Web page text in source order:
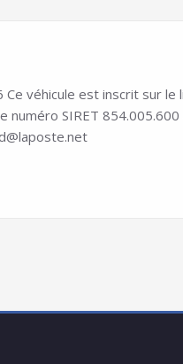
véhicule est inscrit sur le
numéro SIRET